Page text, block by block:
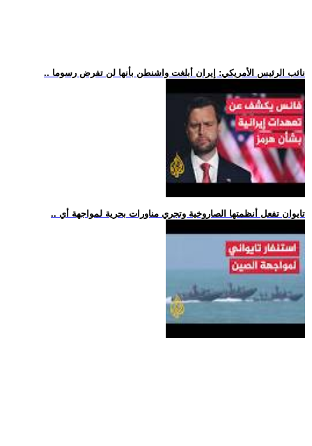
.. نائب الرئيس الأمريكي: إيران أبلغت واشنطن بأنها لن تفرض رسوما
.. تايوان تفعل أنظمتها الصاروخية وتجري مناورات بحرية لمواجهة أي